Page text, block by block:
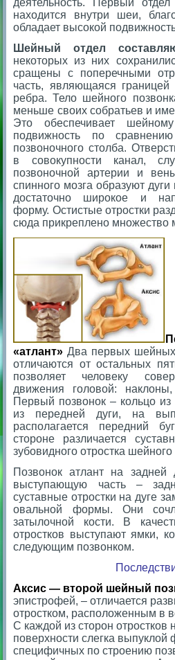
деятельность. Первый
находится внутри шеи,
обладает высокой
Шейный отдел
некоторых из них
сращены с поперечными
часть, являющаяся границей
ребра. Тело шейного
меньше своих собратьев и
Это обеспечивает
подвижность по
позвоночного столба.
в совокупности канал,
позвоночной артерии и
спинного мозга образуют
достаточно широкое и
форму. Остистые отростки
сюда прикреплено
«атлант» Два первых шейных
отличаются от остальных
позволяет человеку
движения головой:
Первый позвонок – кольцо из
из передней дуги, на
располагается передний
стороне различается
зубовидного отростка шейного
Позвонок атлант на задней
выступающую часть –
суставные отростки на дуге
овальной формы. Они
затылочной кости. В
отростков выступают ямки,
следующим позвонком.
Аксис — второй шейный
эпистрофей, – отличается
отростком, расположенным в
С каждой из сторон отростков
поверхности слегка
специфичных по строению